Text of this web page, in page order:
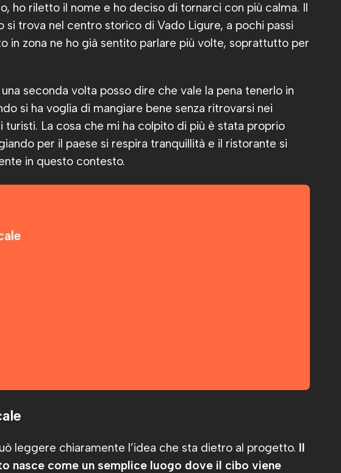
ho riletto il nome e ho deciso di tornarci con più calma. Il
si trova nel centro storico di Vado Ligure, a pochi passi
in zona ne ho già sentito parlare più volte, soprattutto per
seconda volta posso dire che vale la pena tenerlo in
si ha voglia di mangiare bene senza ritrovarsi nei
turisti. La cosa che mi ha colpito di più è stata proprio
per il paese si respira tranquillità e il ristorante si
in questo contesto.
leggere chiaramente l’idea che sta dietro al progetto. Il
nasce come un semplice luogo dove il cibo viene